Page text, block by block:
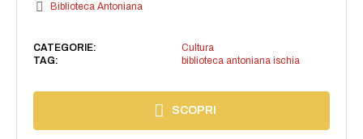
Biblioteca Antoniana
CATEGORIE:
Cultura
TAG:
biblioteca antoniana ischia
SCOPRI